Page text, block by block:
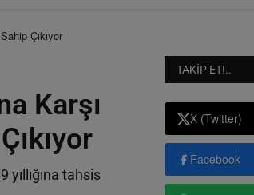
Çıkıyor
Karşı
tahsis
TAKIP ET!..
X (Twitter)
Facebook